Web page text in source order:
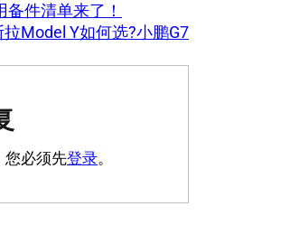
件清单来了！
Model Y如何选?小鹏G7
您必须先登录。